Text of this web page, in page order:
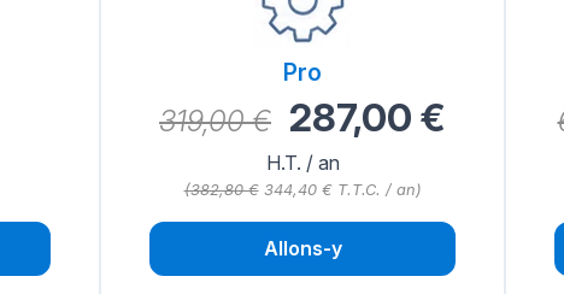
Pro
319,00 € 287,00 €
H.T. / an
(382,80 €344,40 € T.T.C. / an)
Allons-y